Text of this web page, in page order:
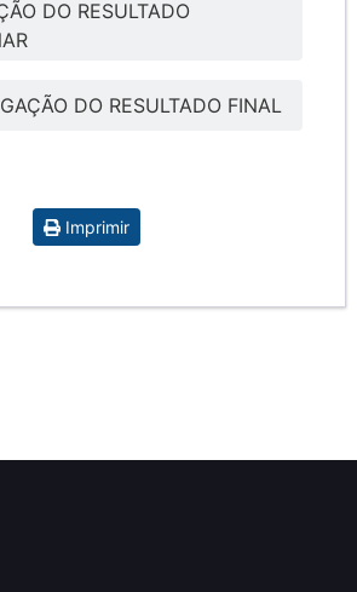
DO RESULTADO
DO RESULTADO FINAL
Imprimir